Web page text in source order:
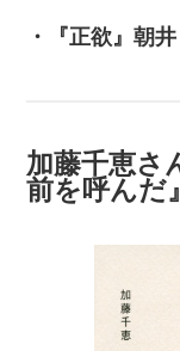
・『正欲』朝
加藤千恵さ
前を呼んだ』